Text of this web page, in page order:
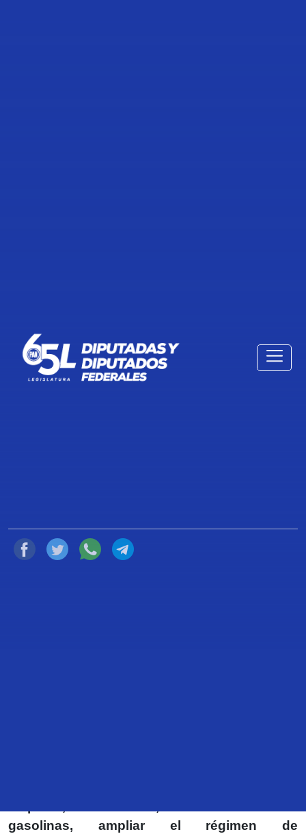
BOLETÍN. ACCIÓN NACIONAL ESTÁ
EN CONTRA DE AUMENTAR
gasolinas, ampliar el régimen de